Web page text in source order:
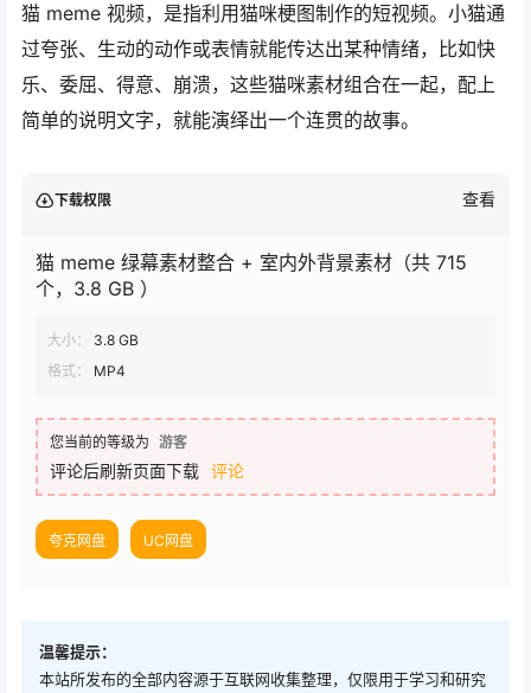
猫 meme 视频，是指利用猫咪梗图制作的短视频。小猫通
过夸张、生动的动作或表情就能传达出某种情绪，比如快
乐、委屈、得意、崩溃，这些猫咪素材组合在一起，配上
简单的说明文字，就能演绎出一个连贯的故事。
下载权限 查看
猫 meme 绿幕素材整合 + 室内外背景素材（共 715
个，3.8 GB ）
大小：
3.8 GB
格式：
MP4
您当前的等级为 游客
评论后刷新页面下载 评论
夸克网盘 UC网盘
温馨提示：
本站所发布的全部内容源于互联网收集整理，仅限用于学习和研究